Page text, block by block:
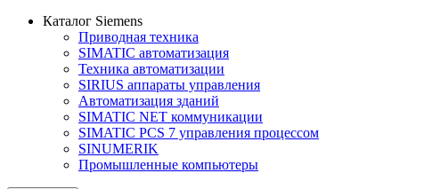
Каталог Siemens
Приводная техника
SIMATIC автоматизация
Техника автоматизации
SIRIUS аппараты управления
Автоматизация зданий
SIMATIC NET коммуникации
SIMATIC PCS 7 управления процессом
SINUMERIK
Промышленные компьютеры